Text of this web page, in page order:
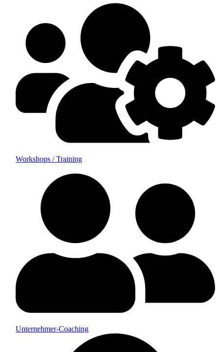
Workshops / Training
Unternehmer-Coaching